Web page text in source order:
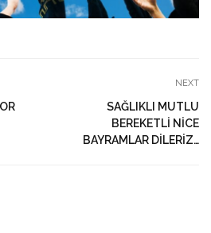
NEXT
SAĞLIKLI MUTLU
BEREKETLİ NİCE
BAYRAMLAR DİLERİZ…